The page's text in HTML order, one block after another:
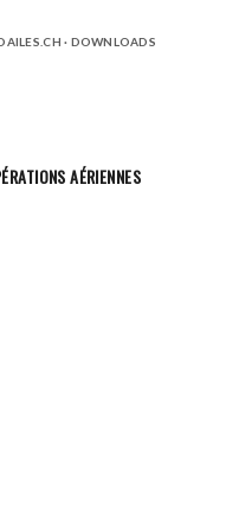
· DOWNLOADS
AÉRIENNES